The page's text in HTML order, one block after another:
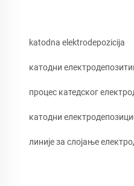
katodna elektrodepozicija
катодни
процес катедског
катодни
линије за слојање